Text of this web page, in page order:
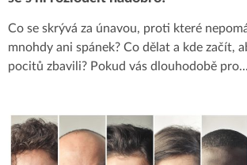
Co se skrývá za únavou, proti které
mnohdy ani spánek? Co dělat a kde začít,
pocitů zbavili? Pokud vás dlouhodobě pro...